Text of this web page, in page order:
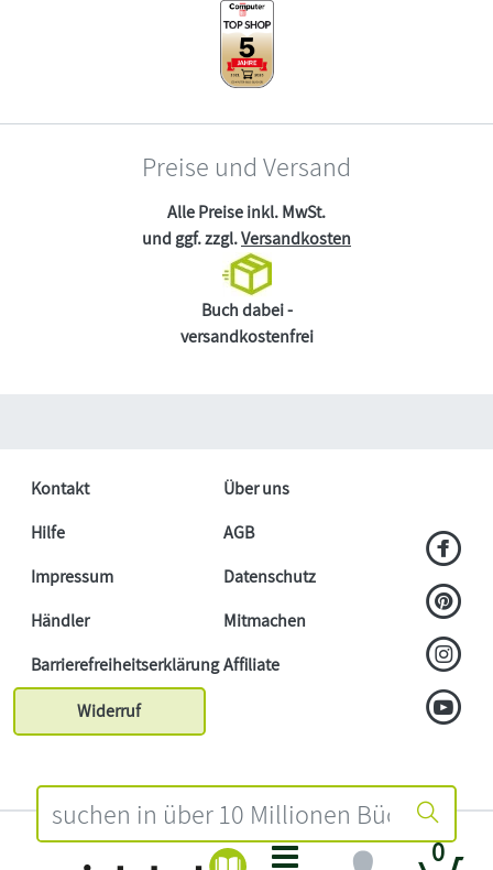
0
Preise und Versand
Alle Preise inkl. MwSt.
und ggf. zzgl.Versandkosten
Buch dabei -
versandkostenfrei
Kontakt
Über uns
Hilfe
AGB
Impressum
Datenschutz
Händler
Mitmachen
BarrierefreiheitserklärungAffiliate
Widerruf